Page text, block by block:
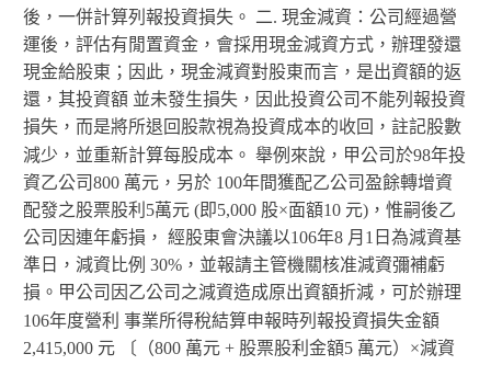
後，一併計算列報投資損失。 二. 現金減資：公司經過營
運後，評估有閒置資金，會採用現金減資方式，辦理發還
現金給股東；因此，現金減資對股東而言，是出資額的返
還，其投資額 並未發生損失，因此投資公司不能列報投資
損失，而是將所退回股款視為投資成本的收回，註記股數
減少，並重新計算每股成本。 舉例來說，甲公司於98年投
資乙公司800 萬元，另於 100年間獲配乙公司盈餘轉增資
配發之股票股利5萬元 (即5,000 股×面額10 元)，惟嗣後乙
公司因連年虧損， 經股東會決議以106年8 月1日為減資基
準日，減資比例 30%，並報請主管機關核准減資彌補虧
損。甲公司因乙公司之減資造成原出資額折減，可於辦理
106年度營利 事業所得稅結算申報時列報投資損失金額
2,415,000 元 〔（800 萬元 + 股票股利金額5 萬元）×減資